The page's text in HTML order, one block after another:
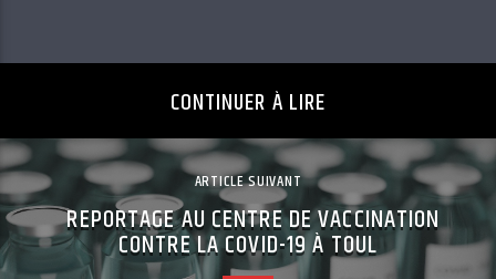
CONTINUER À LIRE
ARTICLE SUIVANT
REPORTAGE AU CENTRE DE VACCINATION
CONTRE LA COVID-19 À TOUL